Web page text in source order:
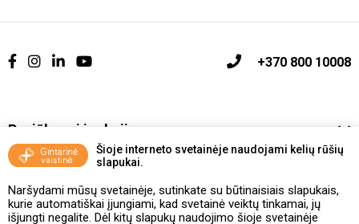
Šioje interneto svetainėje naudojami kelių rūšių
slapukai.
Naršydami mūsų svetainėje, sutinkate su būtinaisiais slapukais,
kurie automatiškai įjungiami, kad svetainė veiktų tinkamai, jų
išjungti negalite. Dėl kitų slapukų naudojimo šioje svetainėje
+370 800 10008
Pasiūlymai ir akcijos
Vakcinavimo tvarka ir taisyklės
Kontaktai ir Karjera